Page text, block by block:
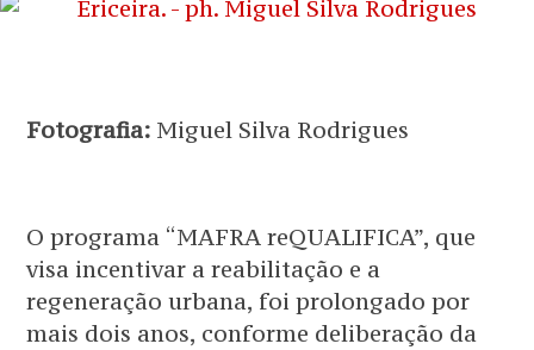
Fotografia: Miguel Silva Rodrigues
O programa “MAFRA reQUALIFICA”, que
visa incentivar a reabilitação e a
regeneração urbana, foi prolongado por
mais dois anos, conforme deliberação da